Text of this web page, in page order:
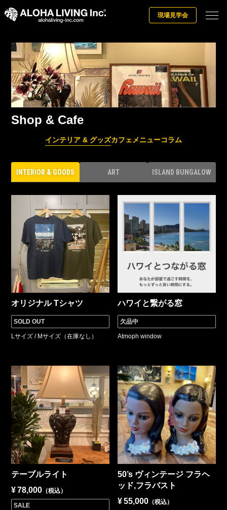
現場見学会
Shop & Cafe
インテリア & グッズカフェメニューコラム
INTERIOR & GOODS ART ISLAND BUNGALOW
オリジナル Tシャツ
SOLD OUT
Lサイズ / Mサイズ（在庫なし）
ハワイと繋がる窓
欠品中
Atmoph window
テーブルライト
¥78,000 （税込）
SALE
50’s ヴィンテージ フラヘ
ッド,フラバスト
¥55,000 （税込）